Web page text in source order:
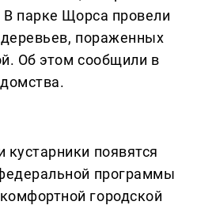
В парке Щорса провели
пораженных
Об этом сообщили в
появятся
программы
городской